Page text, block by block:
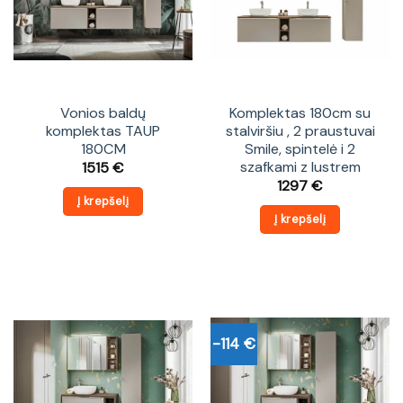
Vonios baldų
komplektas TAUP
180CM
1515€
Į krepšelį
Komplektas 180cm su
stalviršiu , 2 praustuvai
Smile, spintelė i 2
szafkami z lustrem
1297€
Į krepšelį
-114 €